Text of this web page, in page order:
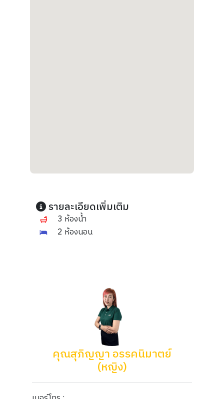
รายละเอียดเพิ่มเติม
3 ห้องน้ำ
2 ห้องนอน
คุณสุภิญญา อรรคนิมาตย์
(หญิง)